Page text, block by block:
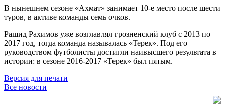
В нынешнем сезоне «Ахмат» занимает 10-е место после шести
туров, в активе команды семь очков.
Рашид Рахимов уже возглавлял грозненский клуб с 2013 по
2017 год, тогда команда называлась «Терек». Под его
руководством футболисты достигли наивысшего результата в
истории: в сезоне 2016-2017 «Терек» был пятым.
Версия для печати
Все новости